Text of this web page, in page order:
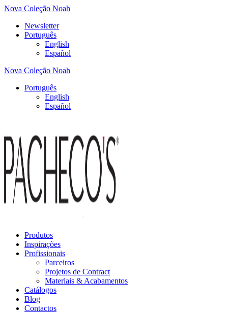
Nova Coleção Noah
Newsletter
Português
English
Español
Nova Coleção Noah
Português
English
Español
Produtos
Inspirações
Profissionais
Parceiros
Projetos de Contract
Materiais & Acabamentos
Catálogos
Blog
Contactos